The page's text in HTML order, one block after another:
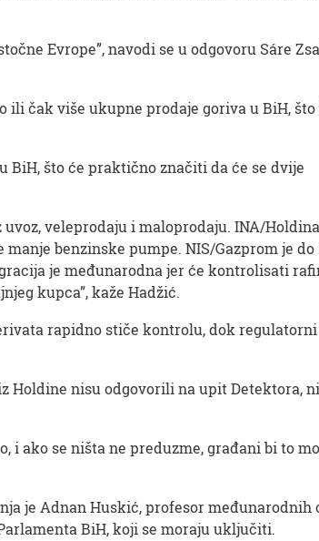
Evrope”, navodi se u odgovoru Sáre
ili čak više ukupne prodaje goriva u BiH,
što će praktično značiti da će se dvije
veleprodaju i maloprodaju. INA/
benzinske pumpe. NIS/Gazprom je do
je međunarodna jer će kontrolisati
kupca”, kaže Hadžić.
rapidno stiče kontrolu, dok
Holdine nisu odgovorili na upit Detektora,
i ako se ništa ne preduzme, građani bi to
je Adnan Huskić, profesor međunarodnih
BiH, koji se moraju uključiti.